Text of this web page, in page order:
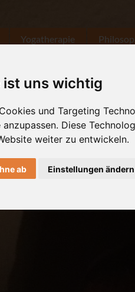
ist uns wichtig
und Targeting
Diese
weiter zu entwickeln.
ab Einstellungen ändern
Yogatherapie